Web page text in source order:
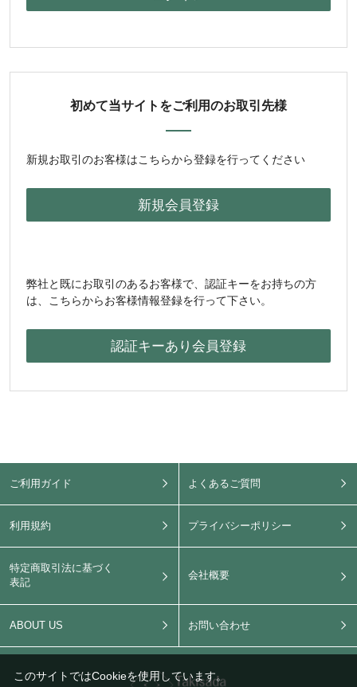
初めて当サイトをご利用のお取引先様
新規お取引のお客様はこちらから登録を行ってください
弊社と既にお取引のあるお客様で、認証キーをお持ちの方
は、こちらからお客様情報登録を行って下さい。
ご利用ガイド よくあるご質問
利用規約 プライバシーポリシー
特定商取引法に基づく
表記
会社概要
ABOUT US お問い合わせ
このサイトではCookieを使用しています。